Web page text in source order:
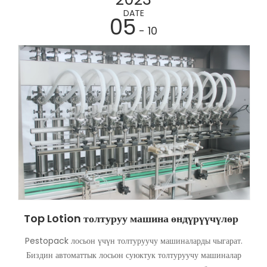
ыңгайлаштырабыз. Pestopack лосьон азыктары үчүн серво
поршень толтуруучу машинаны сунуш кылат.
DATE
05 - 10
Top Lotion толтуруу машина өндүрүүчүлөр
Pestopack лосьон үчүн толтуруучу машиналарды чыгарат.
Биздин автоматтык лосьон суюктук толтуруучу машиналар